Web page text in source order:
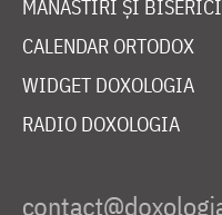
MĂNĂSTIRI ȘI BISERICI
CALENDAR ORTODOX
WIDGET DOXOLOGIA
RADIO DOXOLOGIA